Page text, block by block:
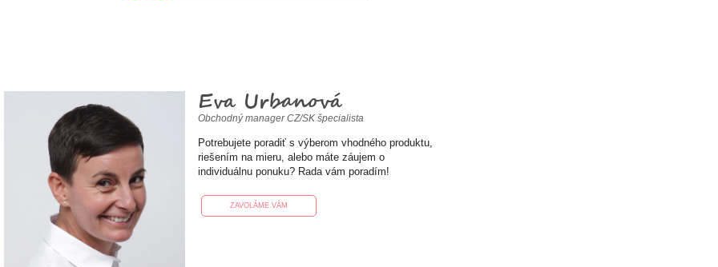
Eva Urbanová
Obchodný manager CZ/SK špecialista
Potrebujete poradiť s výberom vhodného produktu,
riešením na mieru, alebo máte záujem o
individuálnu ponuku? Rada vám poradím!
ZAVOLÁME VÁM